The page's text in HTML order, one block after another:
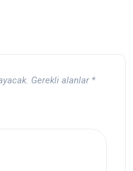
Gerekli alanlar *